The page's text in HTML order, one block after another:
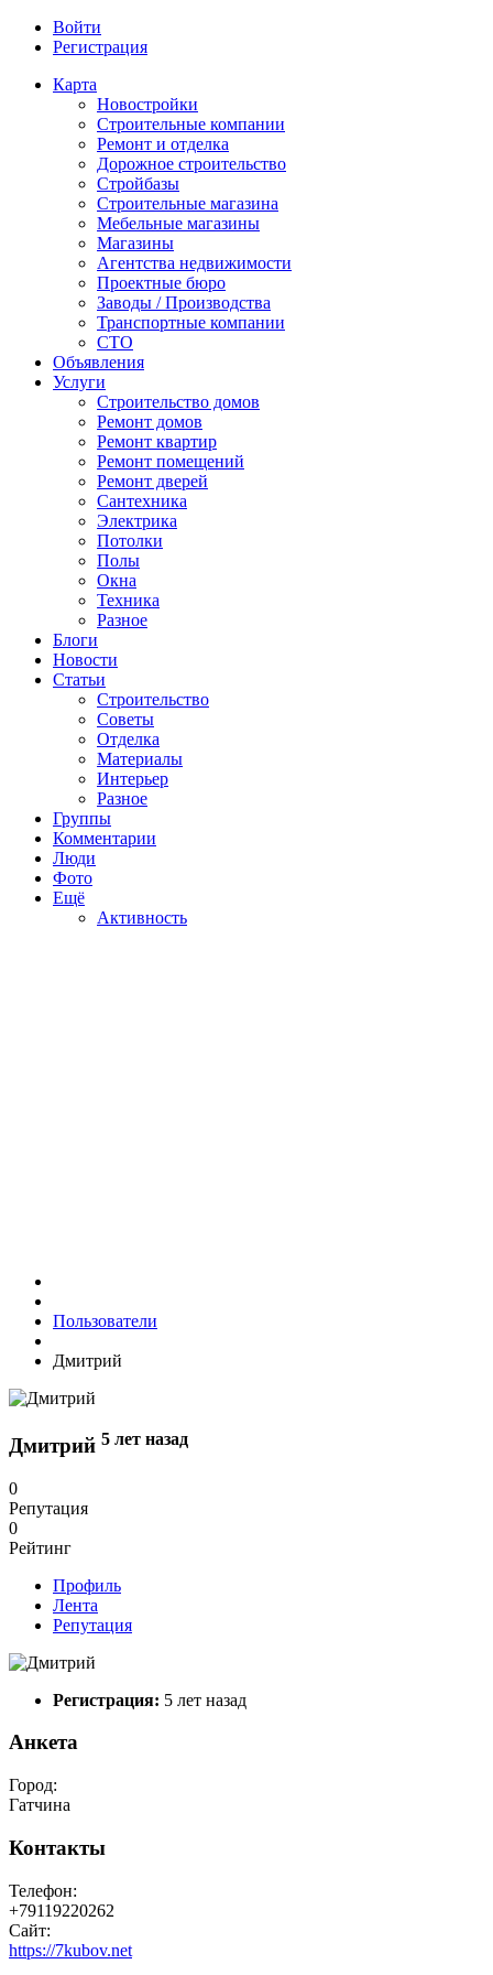
Войти
Регистрация
Карта
Новостройки
Строительные компании
Ремонт и отделка
Дорожное строительство
Стройбазы
Строительные магазина
Мебельные магазины
Магазины
Агентства недвижимости
Проектные бюро
Заводы / Производства
Транспортные компании
СТО
Объявления
Услуги
Строительство домов
Ремонт домов
Ремонт квартир
Ремонт помещений
Ремонт дверей
Сантехника
Электрика
Потолки
Полы
Окна
Техника
Разное
Блоги
Новости
Статьи
Строительство
Советы
Отделка
Материалы
Интерьер
Разное
Группы
Комментарии
Люди
Фото
Ещё
Активность
Пользователи
Дмитрий
Дмитрий 5 лет назад
0
Репутация
0
Рейтинг
Профиль
Лента
Репутация
Регистрация: 5 лет назад
Анкета
Город:
Гатчина
Контакты
Телефон:
+79119220262
Сайт:
https://7kubov.net